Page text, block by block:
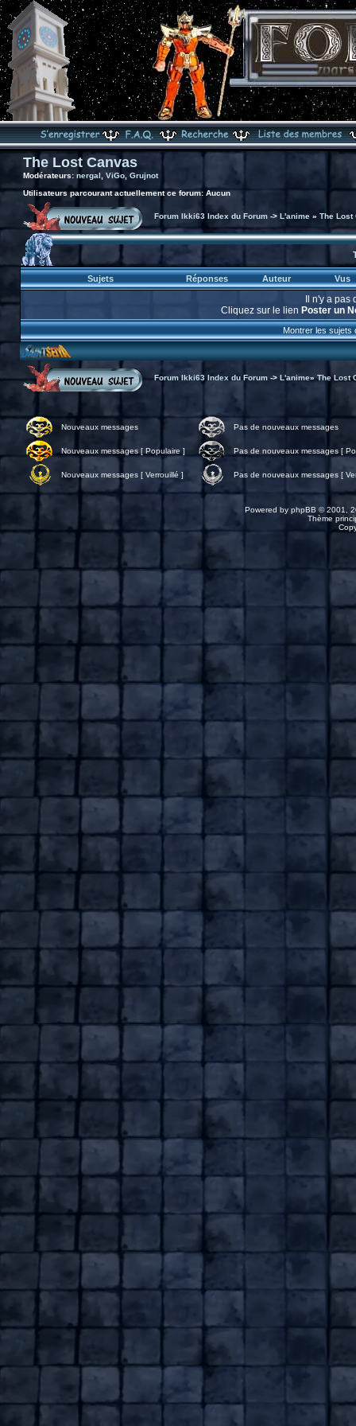
The Lost Canvas
Modérateurs: nergal ViGo, Grujnot
Utilisateurs parcourant actuellement ce forum: Aucun
Forum Ikki63 Index du Forum-> L'anime» The Lost
Sujets Réponses Auteur Vus
Il n'y a
Cliquez sur le lien Poster un
Montrer les sujets
Forum Ikki63 Index du Forum-> L'anime»The Lost
Nouveaux messages Pas de nouveaux messages
Nouveaux messages [ Populaire ] Pas de nouveaux messages [
Nouveaux messages [ Verrouillé ] Pas de nouveaux messages [
Powered by phpBB © 2001,
Thème